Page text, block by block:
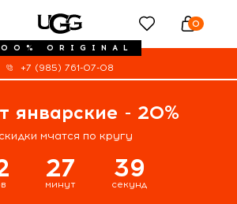
ORIGINAL
0
+7 (985) 761-07-08
январские - 20%
мчатся по кругу
27
минут
39
секунд